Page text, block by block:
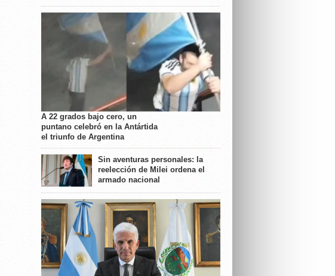
A 22 grados bajo cero, un
puntano celebró en la Antártida
el triunfo de Argentina
Sin aventuras personales: la
reelección de Milei ordena el
armado nacional